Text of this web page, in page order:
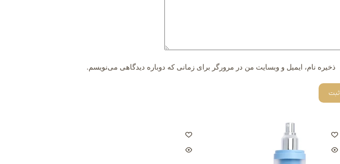
ذخیره نام، ایمیل و وبسایت من در مرورگر برای زمانی که دوباره دیدگاهی می‌نویسم.
ثبت